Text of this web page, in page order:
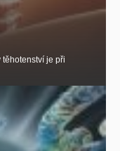
je při